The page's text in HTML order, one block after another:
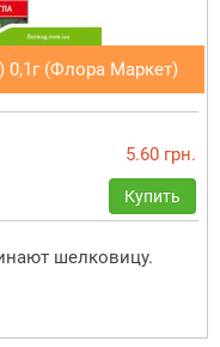
(Флора Маркет)
5.60 грн.
Купить
шелковицу.